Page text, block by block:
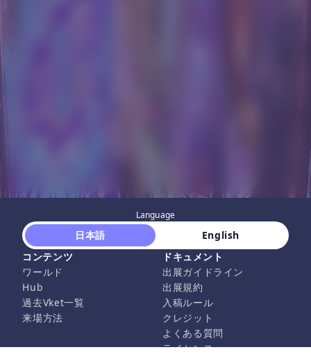
Language
日本語
English
コンテンツ
ワールド
Hub
過去Vket一覧
来場方法
ドキュメント
出展ガイドライン
出展規約
入稿ルール
クレジット
よくある質問
ライセンス